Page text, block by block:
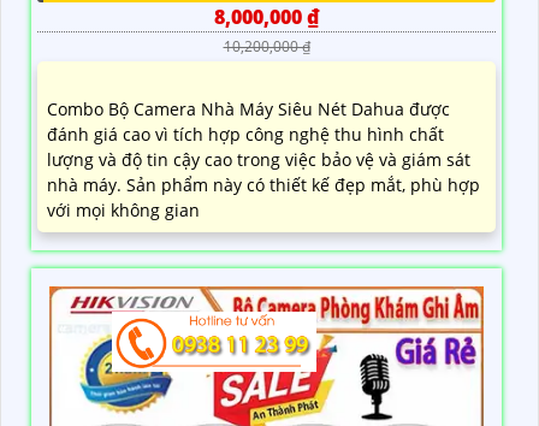
8,000,000 ₫
10,200,000 ₫
Combo Bộ Camera Nhà Máy Siêu Nét Dahua được
đánh giá cao vì tích hợp công nghệ thu hình chất
lượng và độ tin cậy cao trong việc bảo vệ và giám sát
nhà máy. Sản phẩm này có thiết kế đẹp mắt, phù hợp
với mọi không gian